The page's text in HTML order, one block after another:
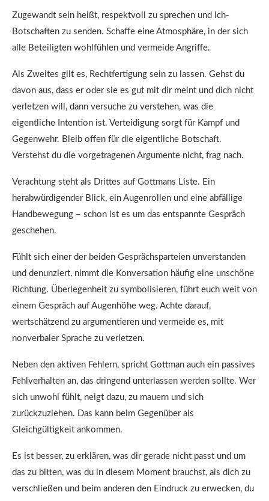
Zugewandt sein heißt, respektvoll zu sprechen und Ich-
Botschaften zu senden. Schaffe eine Atmosphäre, in der sich
alle Beteiligten wohlfühlen und vermeide Angriffe.
Als Zweites gilt es, Rechtfertigung sein zu lassen. Gehst du
davon aus, dass er oder sie es gut mit dir meint und dich nicht
verletzen will, dann versuche zu verstehen, was die
eigentliche Intention ist. Verteidigung sorgt für Kampf und
Gegenwehr. Bleib offen für die eigentliche Botschaft.
Verstehst du die vorgetragenen Argumente nicht, frag nach.
Verachtung steht als Drittes auf Gottmans Liste. Ein
herabwürdigender Blick, ein Augenrollen und eine abfällige
Handbewegung – schon ist es um das entspannte Gespräch
geschehen.
Fühlt sich einer der beiden Gesprächsparteien unverstanden
und denunziert, nimmt die Konversation häufig eine unschöne
Richtung. Überlegenheit zu symbolisieren, führt euch weit von
einem Gespräch auf Augenhöhe weg. Achte darauf,
wertschätzend zu argumentieren und vermeide es, mit
nonverbaler Sprache zu verletzen.
Neben den aktiven Fehlern, spricht Gottman auch ein passives
Fehlverhalten an, das dringend unterlassen werden sollte. Wer
sich unwohl fühlt, neigt dazu, zu mauern und sich
zurückzuziehen. Das kann beim Gegenüber als
Gleichgültigkeit ankommen.
Es ist besser, zu erklären, was dir gerade nicht passt und um
das zu bitten, was du in diesem Moment brauchst, als dich zu
verschließen und beim anderen den Eindruck zu erwecken, du